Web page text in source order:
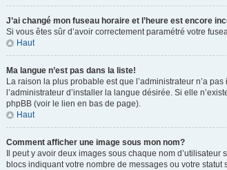
J’ai changé mon fuseau horaire et l’heure est encore
Si vous êtes sûr d’avoir correctement paramétré votre
Haut
Ma langue n’est pas dans la liste!
La raison la plus probable est que l’administrateur n’a
l’administrateur d’installer la langue désirée. Si elle
phpBB (voir le lien en bas de page).
Haut
Comment afficher une image sous mon nom?
Il peut y avoir deux images sous chaque nom
blocs indiquant votre nombre de messages ou votre